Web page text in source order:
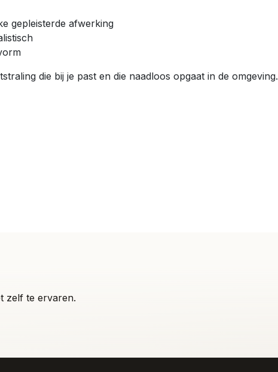
gepleisterde afwerking
die bij je past en die naadloos opgaat in de omgeving.
zelf te ervaren.